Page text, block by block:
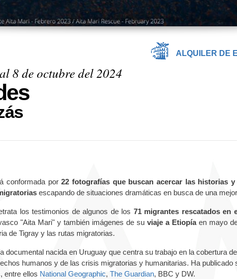
ALQUILER DE
8 de octubre del 2024
conformada por22 fotografías que buscan acercar las historias
escapando de situaciones dramáticas en busca de una
los testimonios de algunos de los 71 migrantes rescatados en
"Aita Mari" y también imágenes de su viaje a Etiopía en mayo
de Tigray y las rutas migratorias.
documental nacida en Uruguay que centra su trabajo en la cobertura
humanos y de las crisis migratorias y humanitarias. Ha publicado
entre ellos National Geographic, The Guardian, BBC y DW.